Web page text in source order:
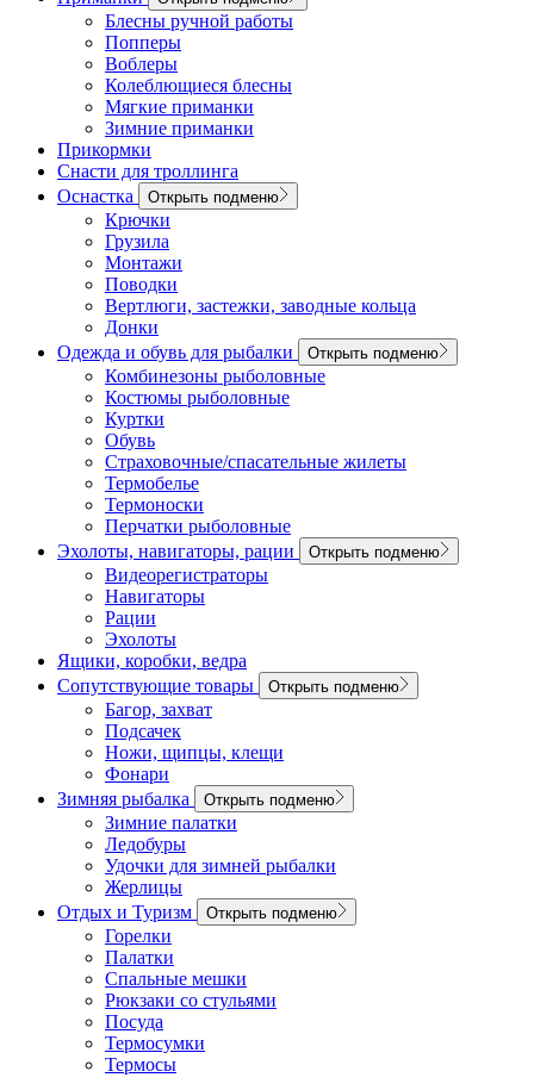
Блесны ручной работы
Попперы
Воблеры
Колеблющиеся блесны
Мягкие приманки
Зимние приманки
Прикормки
Снасти для троллинга
Оснастка
Открыть подменю
Крючки
Грузила
Монтажи
Поводки
Вертлюги, застежки, заводные кольца
Донки
Одежда и обувь для рыбалки
Открыть подменю
Комбинезоны рыболовные
Костюмы рыболовные
Куртки
Обувь
Страховочные/спасательные жилеты
Термобелье
Термоноски
Перчатки рыболовные
Эхолоты, навигаторы, рации
Открыть подменю
Видеорегистраторы
Навигаторы
Рации
Эхолоты
Ящики, коробки, ведра
Сопутствующие товары
Открыть подменю
Багор, захват
Подсачек
Ножи, щипцы, клещи
Фонари
Зимняя рыбалка
Открыть подменю
Зимние палатки
Ледобуры
Удочки для зимней рыбалки
Жерлицы
Отдых и Туризм
Открыть подменю
Горелки
Палатки
Спальные мешки
Рюкзаки со стульями
Посуда
Термосумки
Термосы